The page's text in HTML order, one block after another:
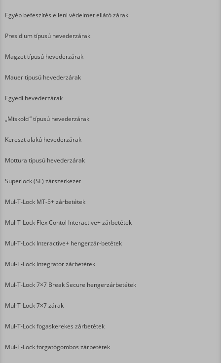
Egyéb befeszítés elleni védelmet ellátó zárak
Presidium típusú hevederzárak
Magzet típusú hevederzárak
Mauer típusú hevederzárak
Egyedi hevederzárak
„Miskolci” típusú hevederzárak
Kereszt alakú hevederzárak
Mottura típusú hevederzárak
Superlock (SL) zárszerkezet
Mul-T-Lock MT-5+ zárbetétek
Mul-T-Lock Flex Contol Interactive+ zárbetétek
Mul-T-Lock Interactive+ hengerzár-betétek
Mul-T-Lock Integrator zárbetétek
Mul-T-Lock 7×7 Break Secure hengerzárbetétek
Mul-T-Lock 7×7 zárak
Mul-T-Lock fogaskerekes zárbetétek
Mul-T-Lock forgatógombos zárbetétek